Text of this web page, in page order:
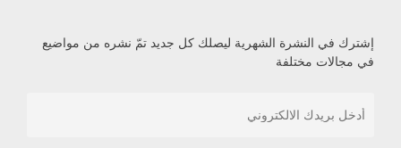
إشترك في النشرة الشهرية ليصلك كل جديد تمّ نشره من مواضيع
في مجالات مختلفة